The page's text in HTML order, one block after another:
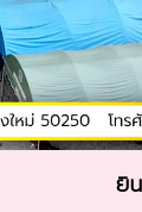
ยินดีต้อนรั